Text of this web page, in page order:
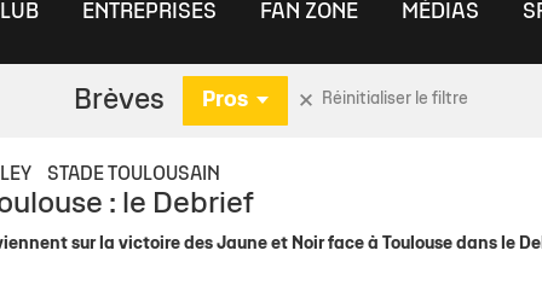
Stade Rochelais TV
Féminines
Actu EspoirsLe Centre de Formation
ENTREPRISES
Offre Billetterie VIP
FAN ZONE
TV Nos Boutiques
MÉDIAS
Temps Média
Brèves Pros Réinitialiser le filtre
STADE TOULOUSAIN
: le Debrief
sur la victoire des Jaune et Noir face à Toulouse dans le